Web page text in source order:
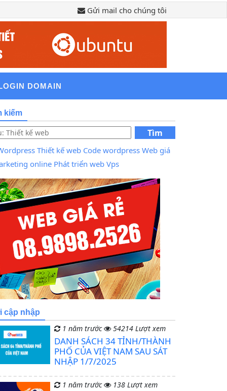
Gửi mail cho chúng tôi
DOMAIN
kiếm
Tìm
kiếm
Thiết kế web Code wordpress Web giá
online Phát triển web Vps
cập nhập
1 năm trước 54214 Lượt xem
DANH SÁCH 34 TỈNH/THÀNH
PHỐ CỦA VIỆT NAM SAU SÁT
NHẬP 1/7/2025
1 năm trước 138 Lượt xem